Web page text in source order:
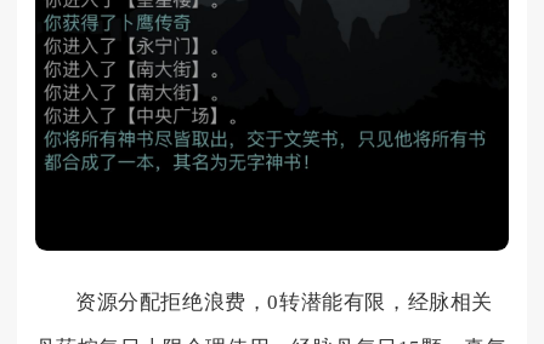
资源分配拒绝浪费，0转潜能有限，经脉相关